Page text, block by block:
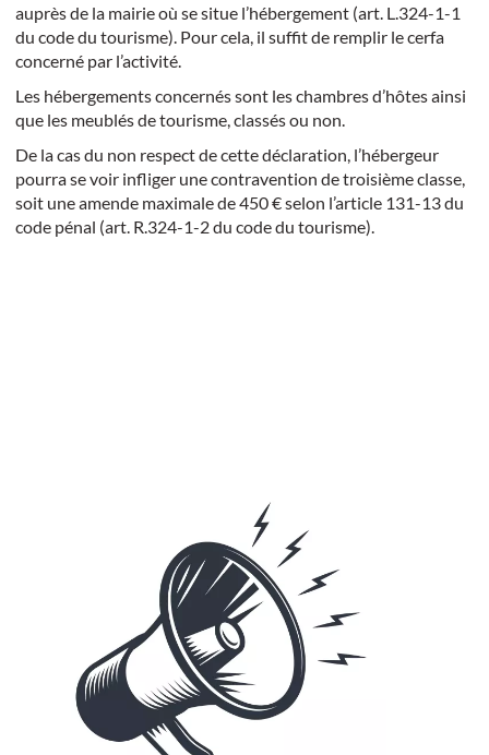
auprès de la mairie où se situe l’hébergement (art. L.324-1-1
du code du tourisme). Pour cela, il suffit de remplir le cerfa
concerné par l’activité.
Les hébergements concernés sont les chambres d’hôtes ainsi
que les meublés de tourisme, classés ou non.
De la cas du non respect de cette déclaration, l’hébergeur
pourra se voir infliger une contravention de troisième classe,
soit une amende maximale de 450 € selon l’article 131-13 du
code pénal (art. R.324-1-2 du code du tourisme).